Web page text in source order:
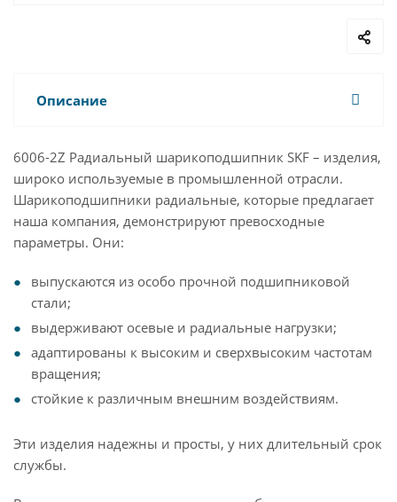
Описание
6006-2Z Радиальный шарикоподшипник SKF – изделия,
широко используемые в промышленной отрасли.
Шарикоподшипники радиальные, которые предлагает
наша компания, демонстрируют превосходные
параметры. Они:
выпускаются из особо прочной подшипниковой
стали;
выдерживают осевые и радиальные нагрузки;
адаптированы к высоким и сверхвысоким частотам
вращения;
стойкие к различным внешним воздействиям.
Эти изделия надежны и просты, у них длительный срок
службы.